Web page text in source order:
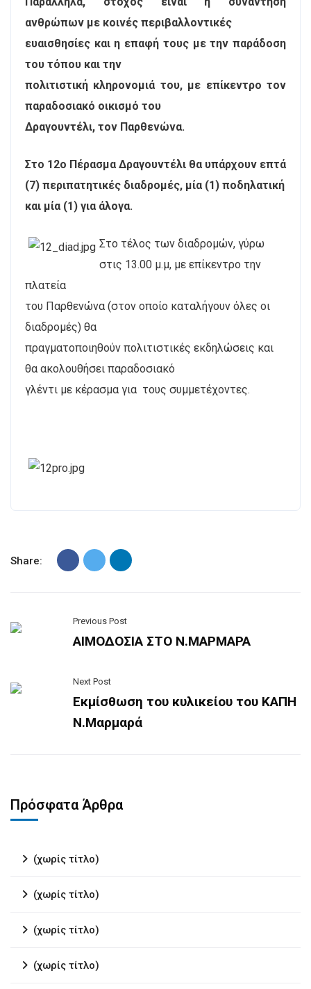
ανθρώπων με κοινές περιβαλλοντικές
ευαισθησίες και η επαφή τους με την παράδοση
του τόπου και την
πολιτιστική κληρονομιά του, με επίκεντρο τον
παραδοσιακό οικισμό του
Δραγουντέλι, τον Παρθενώνα.
Στο 12ο Πέρασμα Δραγουντέλι θα υπάρχουν επτά
(7) περιπατητικές διαδρομές, μία (1) ποδηλατική
και μία (1) για άλογα.
Στο τέλος των διαδρομών, γύρω
στις 13.00 μ.μ, με επίκεντρο την
πλατεία
του Παρθενώνα (στον οποίο καταλήγουν όλες οι
διαδρομές) θα
πραγματοποιηθούν πολιτιστικές εκδηλώσεις και
θα ακολουθήσει παραδοσιακό
γλέντι με κέρασμα για τους συμμετέχοντες.
Share:
Previous Post
ΑΙΜΟΔΟΣΙΑ ΣΤΟ Ν.ΜΑΡΜΑΡΑ
Next Post
Εκμίσθωση του κυλικείου του ΚΑΠΗ
Ν.Μαρμαρά
Πρόσφατα Άρθρα
(χωρίς τίτλο)
(χωρίς τίτλο)
(χωρίς τίτλο)
(χωρίς τίτλο)